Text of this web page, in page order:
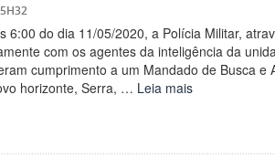
6:00 do dia 11/05/2020, a Polícia Militar,
com os agentes da inteligência da
cumprimento a um Mandado de Busca e
horizonte, Serra, … Leia mais